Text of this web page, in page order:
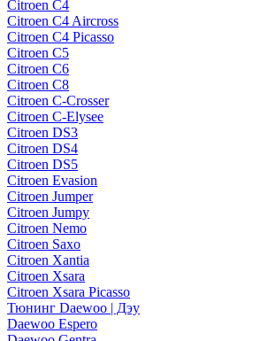
Citroen C4
Citroen C4 Aircross
Citroen C4 Picasso
Citroen C5
Citroen C6
Citroen C8
Citroen C-Crosser
Citroen C-Elysee
Citroen DS3
Citroen DS4
Citroen DS5
Citroen Evasion
Citroen Jumper
Citroen Jumpy
Citroen Nemo
Citroen Saxo
Citroen Xantia
Citroen Xsara
Citroen Xsara Picasso
Тюнинг Daewoo | Дэу
Daewoo Espero